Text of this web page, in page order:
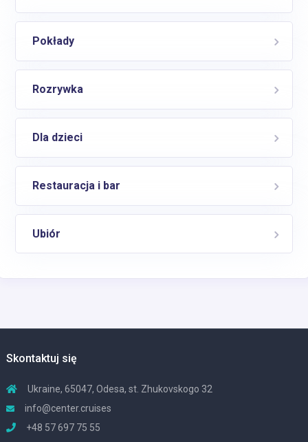
Pokłady
Rozrywka
Dla dzieci
Restauracja i bar
Ubiór
Skontaktuj się
Ukraine, 65047, Odesa, st. Zhukovskogo 32
info@center.cruises
+48 57 697 75 55